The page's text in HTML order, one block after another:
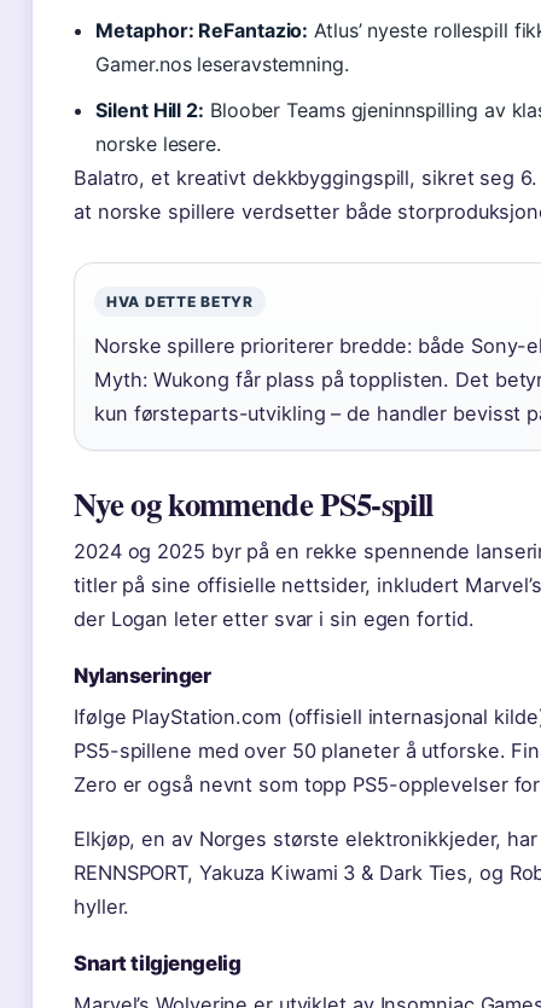
Metaphor: ReFantazio: Atlus’ nyeste rollespill
Gamer.nos leseravstemning.
Silent Hill 2: Bloober Teams gjeninnspilling av
norske lesere.
Balatro, et kreativt dekkbyggingspill, sikret seg
at norske spillere verdsetter både
HVA DETTE BETYR
Norske spillere prioriterer bredde: både
Myth: Wukong får plass på topplisten. Det
kun førsteparts-utvikling – de handler bevisst
Nye og kommende PS5-spill
2024 og 2025 byr på en rekke spennende
titler på sine offisielle nettsider, inkludert
der Logan leter etter svar i sin egen fortid.
Nylanseringer
Ifølge PlayStation.com (offisiell internasjonal
PS5-spillene med over 50 planeter å utforske.
Zero er også nevnt som topp PS5-opplevelser
Elkjøp, en av Norges største elektronikkjeder,
RENNSPORT, Yakuza Kiwami 3 & Dark Ties, og
hyller.
Snart tilgjengelig